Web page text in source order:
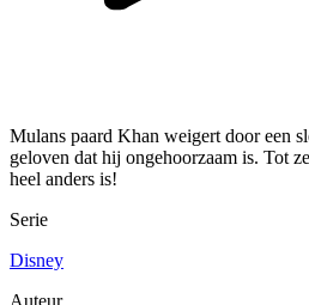
Mulans paard Khan weigert door een
geloven dat hij ongehoorzaam is. Tot
heel anders is!
Serie
Disney
Auteur